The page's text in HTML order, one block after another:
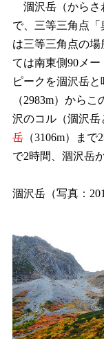
涸沢岳（からさ
で、三等三角点
は三等三角点の
ては南東側90メ
ピークを涸沢岳と
（2983m）から
沢のコル（涸沢岳
岳 （3106m）ま
で2時間、涸沢岳
涸沢岳（写真：